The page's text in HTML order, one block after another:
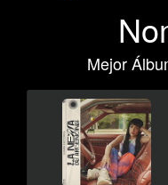
Mejor